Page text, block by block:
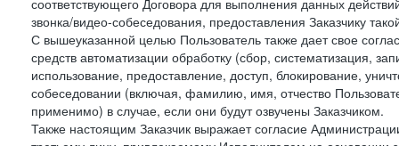
соответствующего Договора для выполнения данных
звонка/видео-собеседования, предоставления Заказчику
С вышеуказанной целью Пользователь также дает свое
средств автоматизации обработку (сбор, систематизация,
использование, предоставление, доступ, блокирование,
собеседовании (включая, фамилию, имя, отчество
применимо) в случае, если они будут озвучены Заказчиком.
Также настоящим Заказчик выражает согласие